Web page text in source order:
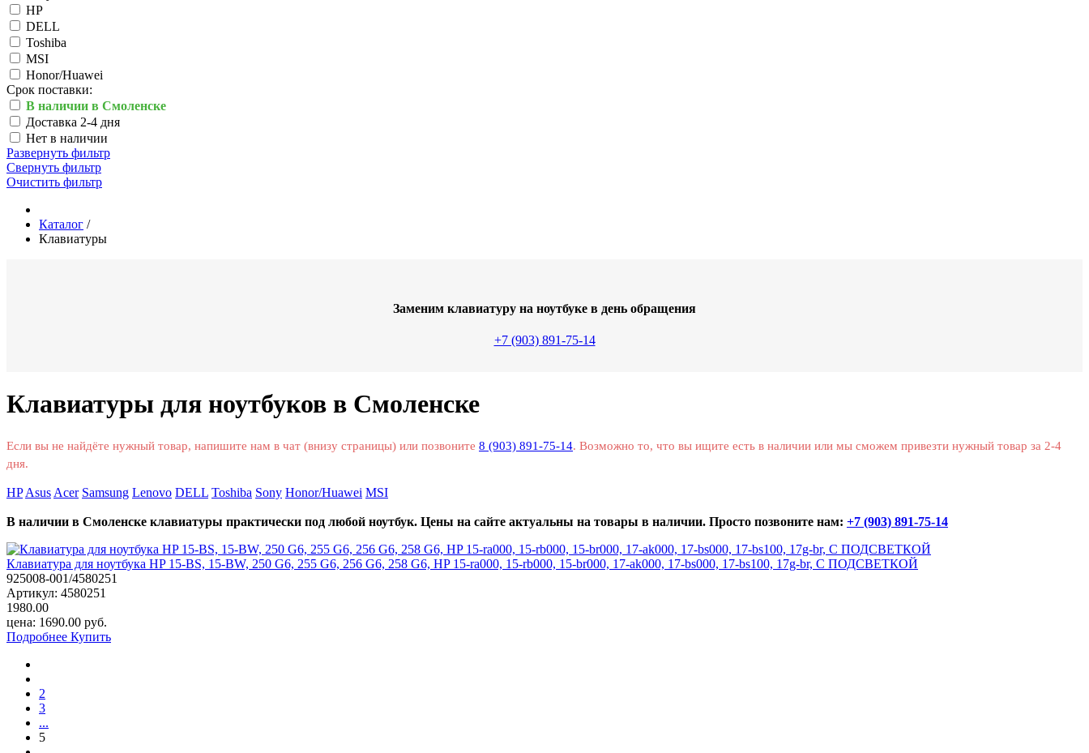
HP
DELL
Toshiba
MSI
Honor/Huawei
Срок поставки:
В наличии в Смоленске
Доставка 2-4 дня
Нет в наличии
Развернуть фильтр
Свернуть фильтр
Очистить фильтр
Каталог /
Клавиатуры
Заменим клавиатуру на ноутбуке в день обращения
+7 (903) 891-75-14
Клавиатуры для ноутбуков в Смоленске
Если вы не найдёте нужный товар, напишите нам в чат (внизу страницы) или позвоните 8 (903) 891-75-14. Возможно то, что вы ищите есть в наличии или мы сможем привезти нужный товар за 2-4
дня.
HP Asus Acer Samsung Lenovo DELL Toshiba Sony Honor/Huawei MSI
В наличии в Смоленске клавиатуры практически под любой ноутбук. Цены на сайте актуальны на товары в наличии. Просто позвоните нам: +7 (903) 891-75-14
Клавиатура для ноутбука HP 15-BS, 15-BW, 250 G6, 255 G6, 256 G6, 258 G6, HP 15-ra000, 15-rb000, 15-br000, 17-ak000, 17-bs000, 17-bs100, 17g-br, С ПОДСВЕТКОЙ
925008-001/4580251
Артикул: 4580251
1980.00
цена: 1690.00 руб.
Подробнее Купить
2
3
...
5